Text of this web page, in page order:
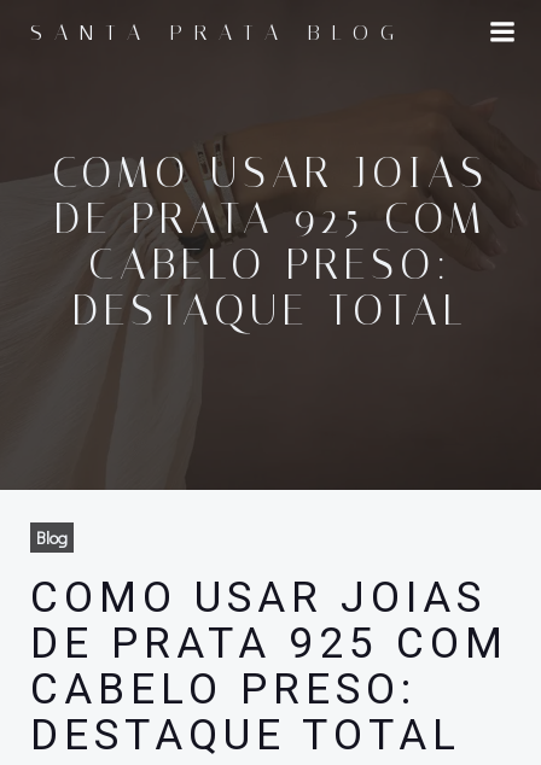
para
SANTA PRATA BLOG
COMO USAR JOIAS
DE PRATA 925 COM
CABELO PRESO:
DESTAQUE TOTAL
Blog
COMO USAR JOIAS
DE PRATA 925 COM
CABELO PRESO:
DESTAQUE TOTAL